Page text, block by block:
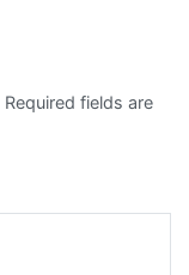
Required fields are